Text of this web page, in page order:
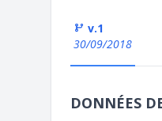
v.1
30/09/2018
DONNÉES